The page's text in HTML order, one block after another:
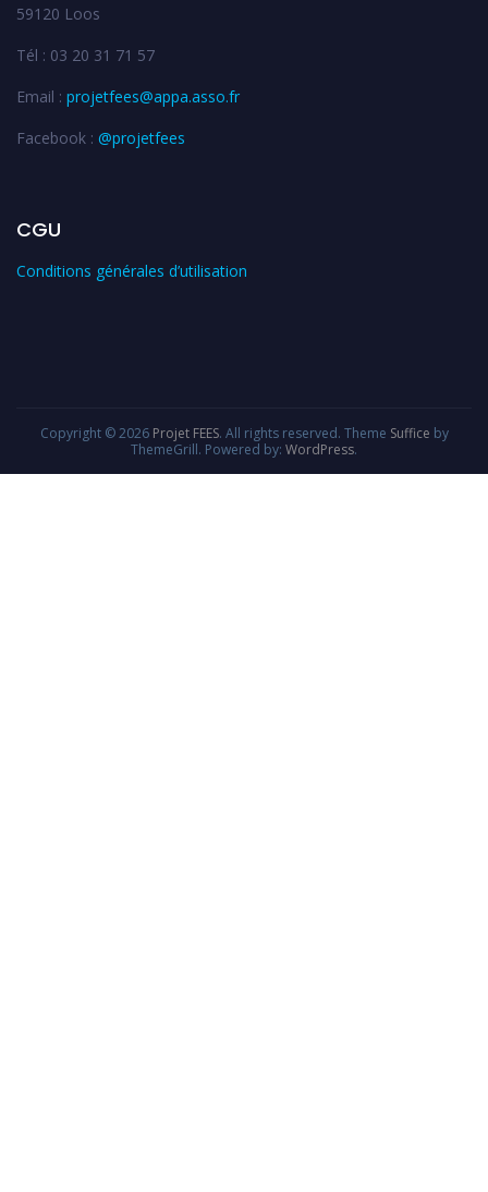
59120 Loos
Tél : 03 20 31 71 57
Email : projetfees@appa.asso.fr
Facebook : @projetfees
CGU
Conditions générales d’utilisation
Copyright © 2026 Projet FEES. All rights reserved. Theme Suffice by
ThemeGrill. Powered by: WordPress.